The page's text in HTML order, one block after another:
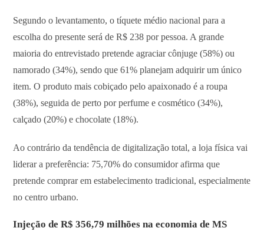
Segundo o levantamento, o tíquete médio nacional para a
escolha do presente será de R$ 238 por pessoa. A grande
maioria do entrevistado pretende agraciar cônjuge (58%) ou
namorado (34%), sendo que 61% planejam adquirir um único
item. O produto mais cobiçado pelo apaixonado é a roupa
(38%), seguida de perto por perfume e cosmético (34%),
calçado (20%) e chocolate (18%).
Ao contrário da tendência de digitalização total, a loja física vai
liderar a preferência: 75,70% do consumidor afirma que
pretende comprar em estabelecimento tradicional, especialmente
no centro urbano.
Injeção de R$ 356,79 milhões na economia de MS